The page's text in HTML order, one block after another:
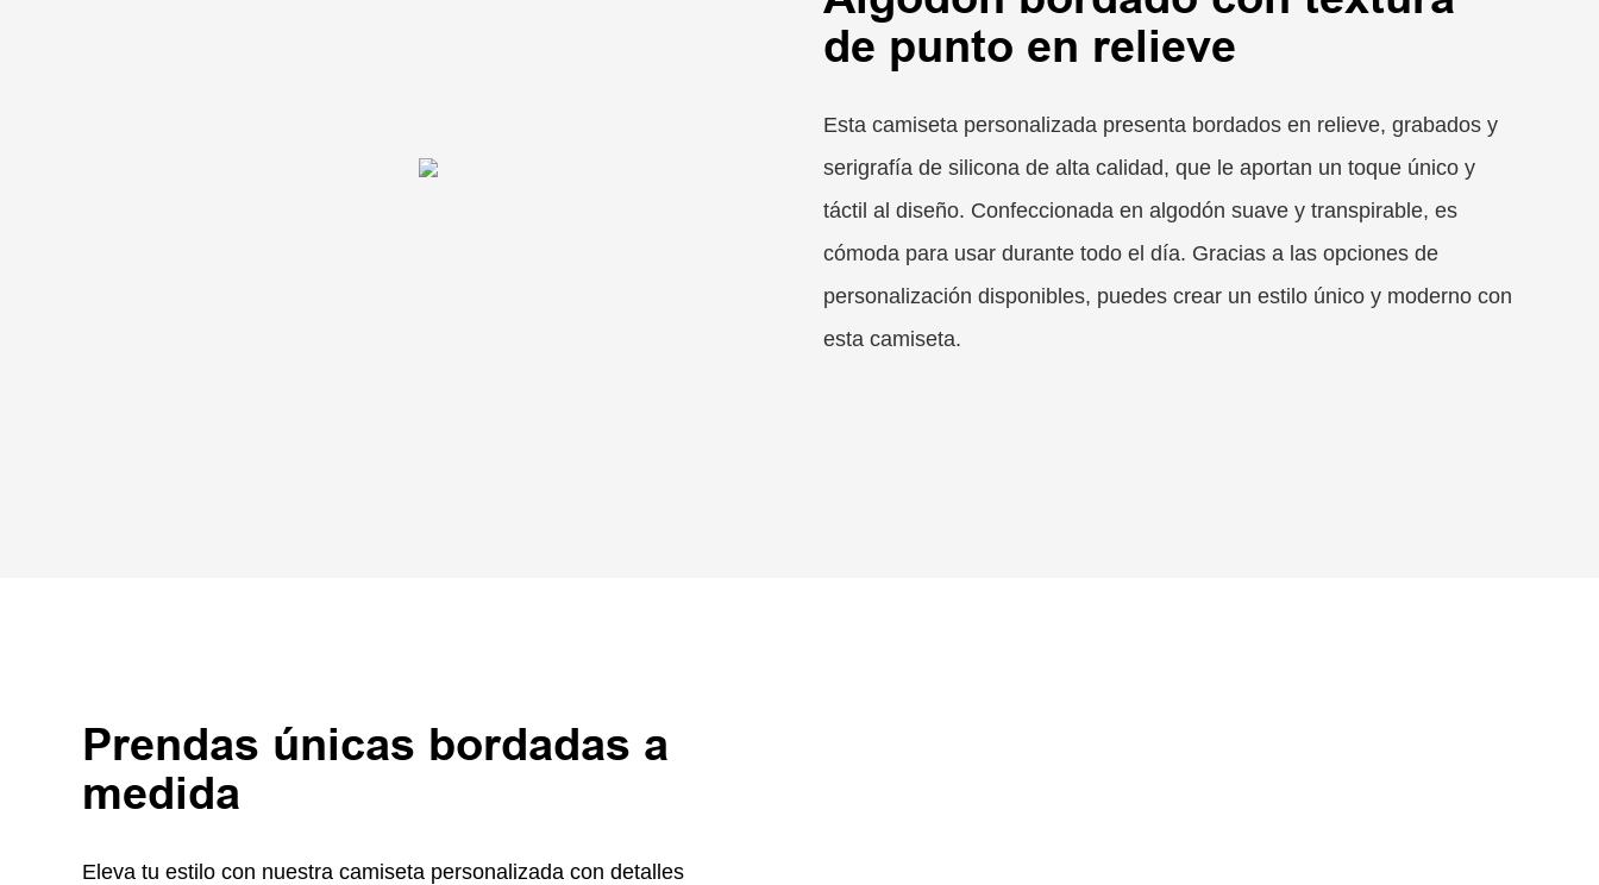
de punto en relieve
Esta camiseta personalizada presenta bordados en relieve, grabados y
serigrafía de silicona de alta calidad, que le aportan un toque único y
táctil al diseño. Confeccionada en algodón suave y transpirable, es
cómoda para usar durante todo el día. Gracias a las opciones de
personalización disponibles, puedes crear un estilo único y moderno con
esta camiseta.
Prendas únicas bordadas a
medida
Eleva tu estilo con nuestra camiseta personalizada con detalles